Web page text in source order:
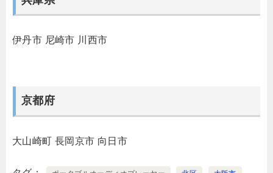
伊丹市 尼崎市 川西市
京都府
大山崎町 長岡京市 向日市